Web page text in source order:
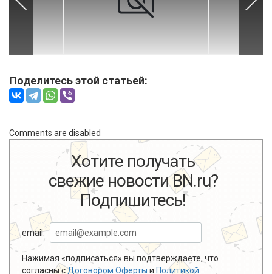
Поделитесь этой статьей:
Comments are disabled
Хотите получать
свежие новости BN.ru?
Подпишитесь!
email:
Нажимая «подписаться» вы подтверждаете, что
согласны сДоговором Оферты и Политикой